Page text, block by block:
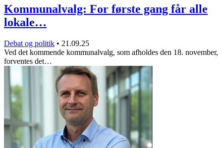
Kommunalvalg: For første gang får alle
lokale…
Debat og politik • 21.09.25
Ved det kommende kommunalvalg, som afholdes den 18. november,
forventes det…